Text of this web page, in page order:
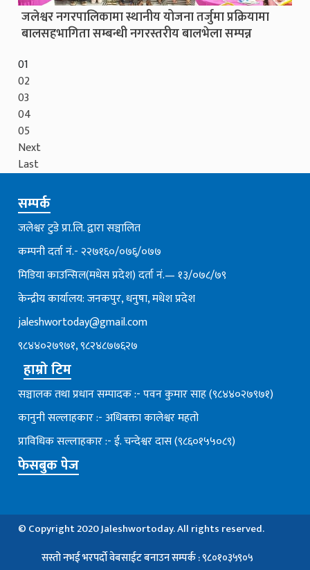
जलेश्वर नगरपालिकामा स्थानीय योजना तर्जुमा प्रक्रियामा
बालसहभागिता सम्बन्धी नगरस्तरीय बालभेला सम्पन्न
01
02
03
04
05
Next
Last
सम्पर्क
जलेश्वर टुडे प्रा.लि. द्वारा सञ्चालित
कम्पनी दर्ता नं.- २२७१६०/०७६्/०७७
मिडिया काउन्सिल(मधेस प्रदेश) दर्ता नं.— १३/०७८/७९
केन्द्रीय कार्यालय: जनकपुर, धनुषा, मधेश प्रदेश
jaleshwortoday@gmail.com
९८४४०२७९७१, ९८२४८७७६२७
हाम्रो टिम
सञ्चालक तथा प्रधान सम्पादक :- पवन कुमार साह (९८४४०२७९७१)
कानुनी सल्लाहकार :- अधिबक्ता कालेश्वर महतो
प्राविधिक सल्लाहकार :- ई. चन्देश्वर दास (९८६०१५५०८९)
फेसबुक पेज
© Copyright 2020 Jaleshwortoday. All rights reserved.
सस्तो नभई भरपर्दाे वेबसाईट बनाउन सम्पर्क : ९८०१०३५९०५